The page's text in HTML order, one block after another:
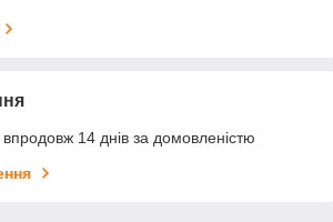
14 днів за домовленістю